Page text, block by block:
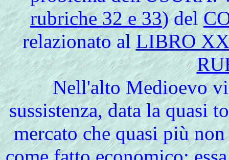
rubriche 32 e 33) del
relazionato alLIBRO
Nell'alto Medioevo
sussistenza, data la quasi
mercato che quasi più